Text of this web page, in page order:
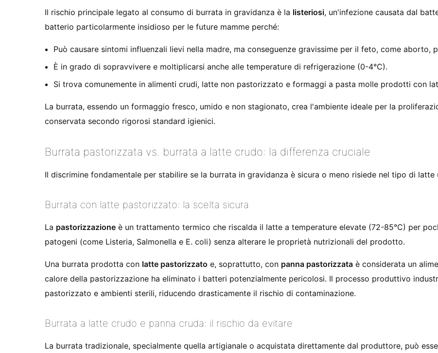
Il rischio principale legato al consumo di burrata in gravidanza è la listeriosi, un'infezione causata dal
batterio particolarmente insidioso per le future mamme perché:
Può causare sintomi influenzali lievi nella madre, ma conseguenze gravissime per il feto, come
È in grado di sopravvivere e moltiplicarsi anche alle temperature di refrigerazione (0-4°C).
Si trova comunemente in alimenti crudi, latte non pastorizzato e formaggi a pasta molle prodotti con
La burrata, essendo un formaggio fresco, umido e non stagionato, crea l'ambiente ideale per la
conservata secondo rigorosi standard igienici.
Burrata pastorizzata vs. burrata a latte crudo: la differenza cruciale
Il discrimine fondamentale per stabilire se la burrata in gravidanza è sicura o meno risiede nel tipo di
Burrata con latte pastorizzato: la scelta sicura
La pastorizzazione è un trattamento termico che riscalda il latte a temperature elevate (72-85°C) per
patogeni (come Listeria, Salmonella e E. coli) senza alterare le proprietà nutrizionali del prodotto.
Una burrata prodotta con latte pastorizzato e, soprattutto, con panna pastorizzata è considerata un
calore della pastorizzazione ha eliminato i batteri potenzialmente pericolosi. Il processo produttivo
pastorizzato e ambienti sterili, riducendo drasticamente il rischio di contaminazione.
Burrata a latte crudo e panna cruda: il rischio da evitare
La burrata tradizionale, specialmente quella artigianale o acquistata direttamente dal produttore, può